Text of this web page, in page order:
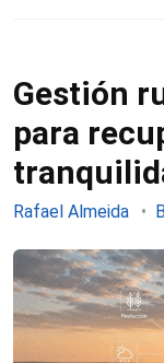
Gestión
para
Rafael Almeida